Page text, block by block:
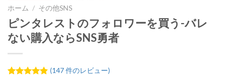
ホーム / その他SNS
ピンタレストのフォロワーを買う-バレ
ない購入ならSNS勇者
(147件のレビュー)